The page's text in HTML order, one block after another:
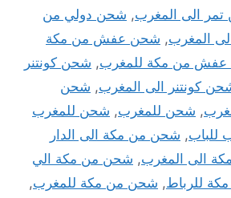
الى المغرب, شحن دولي من
المغرب, شحن عفش من مكة
من مكة للمغرب, شحن كونتنر
كونتنر الى المغرب, شحن
, شحن للمغرب, شحن للمغرب
للباب, شحن من مكة الى الدار
الى المغرب, شحن من مكة الي
للرباط, شحن من مكة للمغرب,